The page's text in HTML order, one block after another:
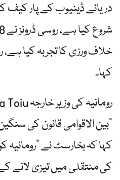
دریائے ڈینیوب کے پار کیف
خلاف ورزی کا تجربہ کیا ہے،
کہا۔
"بین الاقوامی قانون کی
کہا کہ بخارسٹ نے "رومانیہ
کی منتقلی میں تیزی لانے